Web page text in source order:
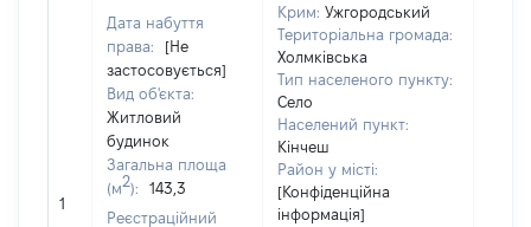
1
Дата набуття
права:
[Не
застосовується]
Вид об'єкта:
Житловий
будинок
Загальна площа
(м2):
143,3
Реєстраційний
Крим: Ужгородський
Територіальна громада:
Холмківська
Тип населеного пункту:
Село
Населений пункт:
Кінчеш
Район у місті:
[Конфіденційна
інформація]